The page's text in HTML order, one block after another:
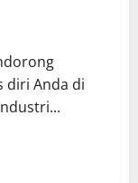
diri Anda di